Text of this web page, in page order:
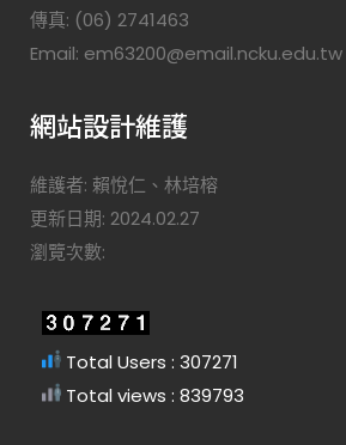
傳真: (06) 2741463
Email: em63200@email.ncku.edu.tw
網站設計維護
維護者: 賴悅仁、林培榕
更新日期: 2024.02.27
瀏覽次數:
Total Users : 307271
Total views : 839793